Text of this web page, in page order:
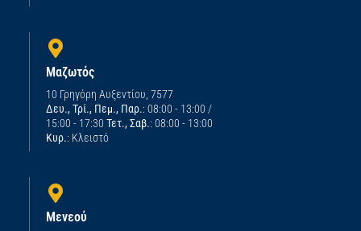
Μαζωτός
10 Γρηγόρη Αυξεντίου, 7577
Δευ., Τρί., Πεμ., Παρ.: 08:00 - 13:00 /
15:00 - 17:30 Τετ., Σαβ.: 08:00 - 13:00
Κυρ.: Κλειστό
Μενεού